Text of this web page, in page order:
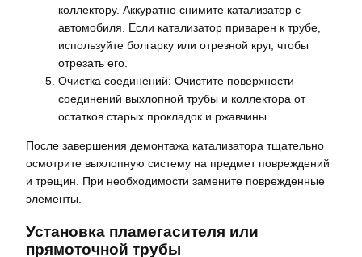
коллектору. Аккуратно снимите катализатор с
автомобиля. Если катализатор приварен к трубе,
используйте болгарку или отрезной круг, чтобы
отрезать его.
Очистка соединений: Очистите поверхности
соединений выхлопной трубы и коллектора от
остатков старых прокладок и ржавчины.
После завершения демонтажа катализатора тщательно
осмотрите выхлопную систему на предмет повреждений
и трещин. При необходимости замените поврежденные
элементы.
Установка пламегасителя или
прямоточной трубы